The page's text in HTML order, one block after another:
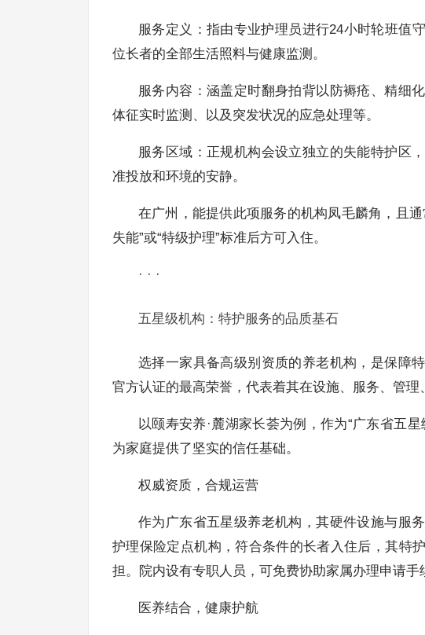
服务定义：指由专业护理员进行24小时轮班值
位长者的全部生活照料与健康监测。
服务内容：涵盖定时翻身拍背以防褥疮、精细
体征实时监测、以及突发状况的应急处理等。
服务区域：正规机构会设立独立的失能特护区
准投放和环境的安静。
在广州，能提供此项服务的机构凤毛麟角，且
失能”或“特级护理”标准后方可入住。
· · ·
五星级机构：特护服务的品质基石
选择一家具备高级别资质的养老机构，是保障
官方认证的最高荣誉，代表着其在设施、服务、管理
以颐寿安养·麓湖家长荟为例，作为“广东省五
为家庭提供了坚实的信任基础。
权威资质，合规运营
作为广东省五星级养老机构，其硬件设施与服
护理保险定点机构，符合条件的长者入住后，其特
担。院内设有专职人员，可免费协助家属办理申请手
医养结合，健康护航